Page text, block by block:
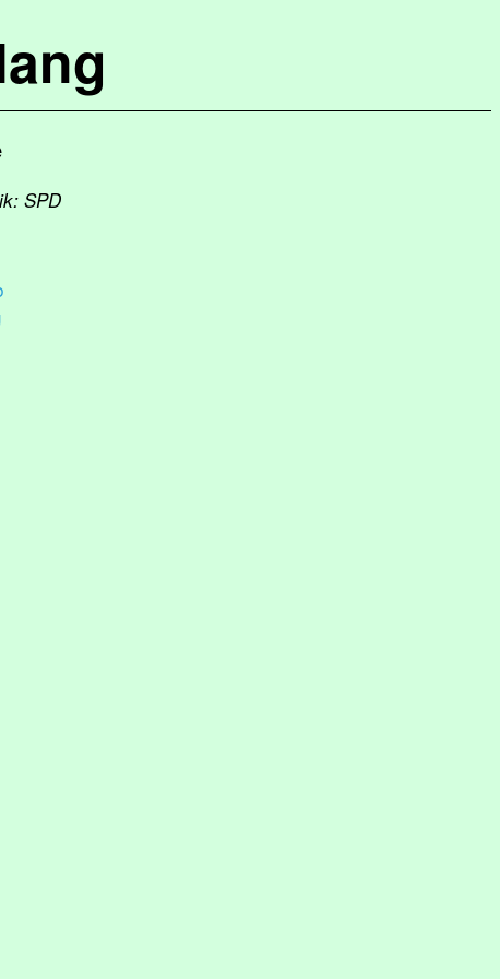
SPD